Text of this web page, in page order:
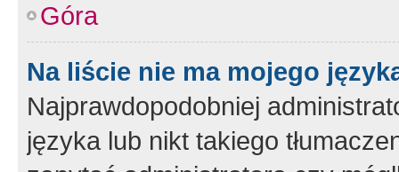
Góra
Na liście nie ma mojego
Najprawdopodobniej
języka lub nikt takiego